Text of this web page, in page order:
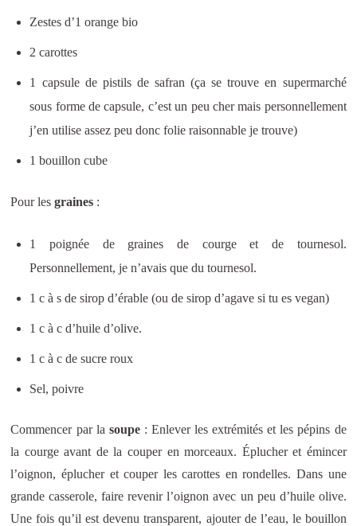
Zestes d’1 orange bio
2 carottes
1 capsule de pistils de safran (ça se trouve en supermarché
sous forme de capsule, c’est un peu cher mais personnellement
j’en utilise assez peu donc folie raisonnable je trouve)
1 bouillon cube
Pour lesgraines :
1 poignée de graines de courge et de tournesol.
Personnellement, je n’avais que du tournesol.
1 c à s de sirop d’érable (ou de sirop d’agave si tu es vegan)
1 c à c d’huile d’olive.
1 c à c de sucre roux
Sel, poivre
Commencer par la soupe: Enlever les extrémités et les pépins de
la courge avant de la couper en morceaux. Éplucher et émincer
l’oignon, éplucher et couper les carottes en rondelles. Dans une
grande casserole, faire revenir l’oignon avec un peu d’huile olive.
Une fois qu’il est devenu transparent, ajouter de l’eau, le bouillon